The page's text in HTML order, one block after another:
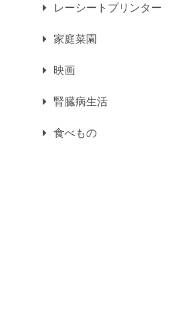
レーシートプリンター
家庭菜園
映画
腎臓病生活
食べもの